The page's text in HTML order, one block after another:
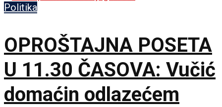
Politika
OPROŠTAJNA POSETA
U 11.30 ČASOVA: Vučić
domaćin odlazećem